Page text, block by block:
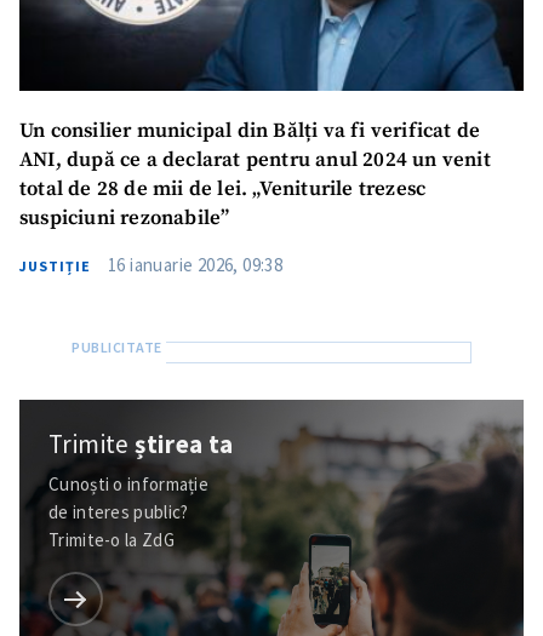
Un consilier municipal din Bălți va fi verificat de
ANI, după ce a declarat pentru anul 2024 un venit
total de 28 de mii de lei. „Veniturile trezesc
suspiciuni rezonabile”
JUSTIȚIE 16 ianuarie 2026, 09:38
Trimiteștirea ta
Cunoști o informație
de interes public?
Trimite-o la ZdG